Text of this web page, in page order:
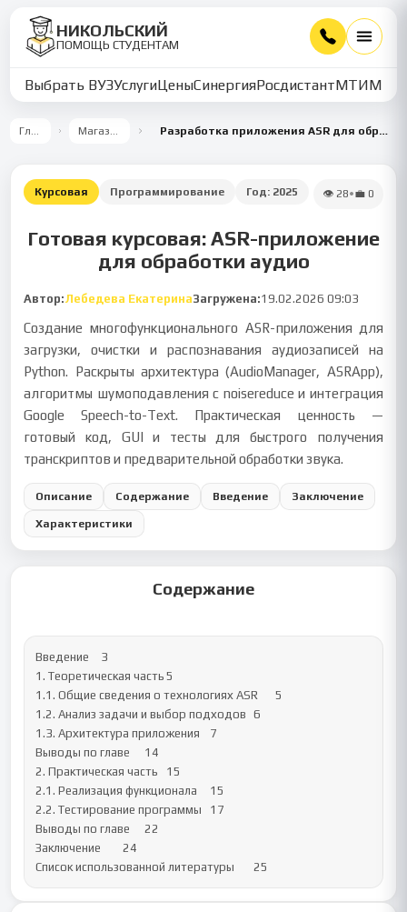
НИКОЛЬСКИЙ
ПОМОЩЬ СТУДЕНТАМ
Выбрать ВУЗУслугиЦеныСинергияРосдистантМТИММУ
Главная Магазин работ Разработка приложения ASR для обработки аудио и распознавания речи
Курсовая Программирование Год: 2025 👁 28•💼 0
Готовая курсовая: ASR-приложение
для обработки аудио
Автор:Лебедева ЕкатеринаЗагружена:19.02.2026 09:03
Создание многофункционального ASR-приложения для
загрузки, очистки и распознавания аудиозаписей на
Python. Раскрыты архитектура (AudioManager, ASRApp),
алгоритмы шумоподавления с noisereduce и интеграция
Google Speech-to-Text. Практическая ценность —
готовый код, GUI и тесты для быстрого получения
транскриптов и предварительной обработки звука.
Описание Содержание Введение Заключение
Характеристики
Содержание
Введение	3
1. Теоретическая часть	5
1.1. Общие сведения о технологиях ASR	5
1.2. Анализ задачи и выбор подходов	6
1.3. Архитектура приложения	7
Выводы по главе	14
2. Практическая часть	15
2.1. Реализация функционала	15
2.2. Тестирование программы	17
Выводы по главе	22
Заключение	24
Список использованной литературы	25